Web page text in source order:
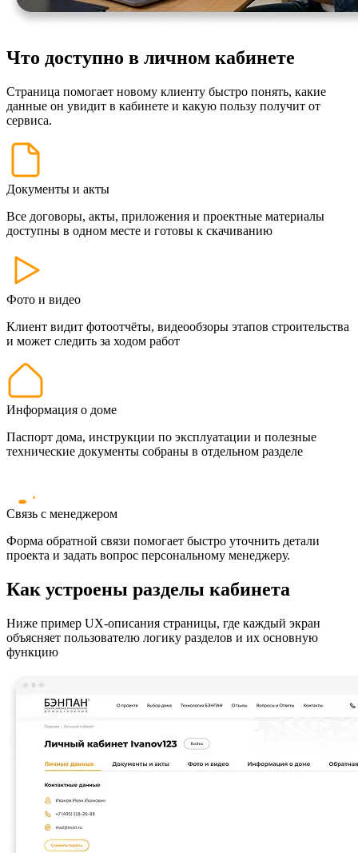
Что доступно в личном кабинете
Страница помогает новому клиенту быстро понять, какие
данные он увидит в кабинете и какую пользу получит от
сервиса.
Документы и акты
Все договоры, акты, приложения и проектные материалы
доступны в одном месте и готовы к скачиванию
Фото и видео
Клиент видит фотоотчёты, видеообзоры этапов строительства
и может следить за ходом работ
Информация о доме
Паспорт дома, инструкции по эксплуатации и полезные
технические документы собраны в отдельном разделе
Связь с менеджером
Форма обратной связи помогает быстро уточнить детали
проекта и задать вопрос персональному менеджеру.
Как устроены разделы кабинета
Ниже пример UX-описания страницы, где каждый экран
объясняет пользователю логику разделов и их основную
функцию